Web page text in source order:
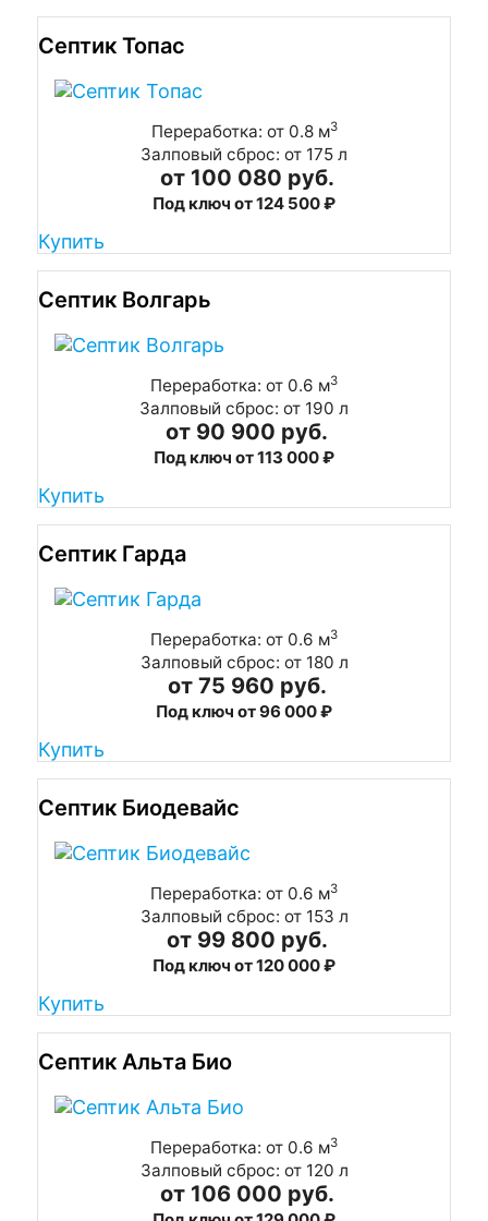
Септик Топас
Переработка: от 0.8 м3
Залповый сброс: от 175 л
от 100 080 руб.
Под ключ от 124 500 ₽
Купить
Септик Волгарь
Переработка: от 0.6 м3
Залповый сброс: от 190 л
от 90 900 руб.
Под ключ от 113 000 ₽
Купить
Септик Гарда
Переработка: от 0.6 м3
Залповый сброс: от 180 л
от 75 960 руб.
Под ключ от 96 000 ₽
Купить
Септик Биодевайс
Переработка: от 0.6 м3
Залповый сброс: от 153 л
от 99 800 руб.
Под ключ от 120 000 ₽
Купить
Септик Альта Био
Переработка: от 0.6 м3
Залповый сброс: от 120 л
от 106 000 руб.